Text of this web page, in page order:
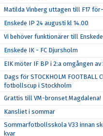
Matilda Vinberg uttagen till F17 för-
Enskede IP 24 augusti kl 14.00
Vi behöver funktionärer till
Enskede IK - FC Djursholm
EIK möter IF BP i 2:a omgången av
Dags för STOCKHOLM FOOTBALL
fotbollscup i Stockholm
Grattis till VM-bronset Magdalena!
Kansliet i sommar
Sommarfotbollsskola V33 innan
kvar